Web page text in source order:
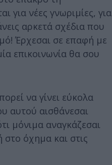
για νέες γνωριμίες, για
αρκετά σχέδια που
Έρχεσαι σε επαφή με
επικοινωνία θα σου
να γίνει εύκολα
αυτού αισθάνεσαι
μόνιμα αναγκάζεσαι
στο όχημα και στις